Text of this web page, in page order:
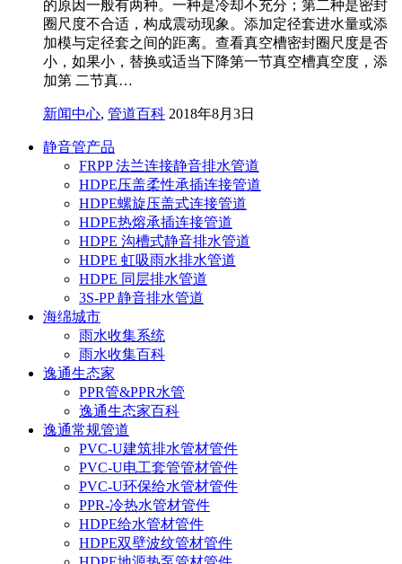
的原因一般有两种。一种是冷却不充分；第二种是密封
圈尺度不合适，构成震动现象。添加定径套进水量或添
加模与定径套之间的距离。查看真空槽密封圈尺度是否
小，如果小，替换或适当下降第一节真空槽真空度，添
加第 二节真…
新闻中心, 管道百科 2018年8月3日
静音管产品
FRPP 法兰连接静音排水管道
HDPE压盖柔性承插连接管道
HDPE螺旋压盖式连接管道
HDPE热熔承插连接管道
HDPE 沟槽式静音排水管道
HDPE 虹吸雨水排水管道
HDPE 同层排水管道
3S-PP 静音排水管道
海绵城市
雨水收集系统
雨水收集百科
逸通生态家
PPR管&PPR水管
逸通生态家百科
逸通常规管道
PVC-U建筑排水管材管件
PVC-U电工套管管材管件
PVC-U环保给水管材管件
PPR-冷热水管材管件
HDPE给水管材管件
HDPE双壁波纹管材管件